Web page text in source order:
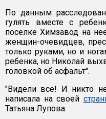
По данным
гулять вместе с
поселке Химзавод на
женщин-очевидцев,
только руками, но и
ребенка, но Николай
головкой об асфальт".
"Видели все! И никто
написала на своей
Татьяна Лупова.